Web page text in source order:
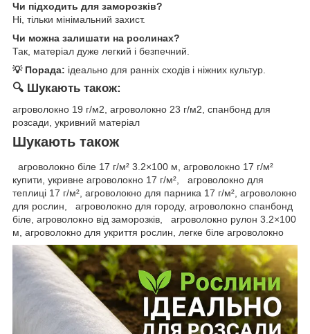
Чи підходить для заморозків?
Ні, тільки мінімальний захист.
Чи можна залишати на рослинах?
Так, матеріал дуже легкий і безпечний.
💡 Порада: ідеально для ранніх сходів і ніжних культур.
🔍 Шукають також:
агроволокно 19 г/м2, агроволокно 23 г/м2, спанбонд для
розсади, укривний матеріал
Шукають також
агроволокно біле 17 г/м² 3.2×100 м, агроволокно 17 г/м²
купити, укривне агроволокно 17 г/м², агроволокно для
теплиці 17 г/м², агроволокно для парника 17 г/м², агроволокно
для рослин, агроволокно для городу, агроволокно спанбонд
біле, агроволокно від заморозків, агроволокно рулон 3.2×100
м, агроволокно для укриття рослин, легке біле агроволокно